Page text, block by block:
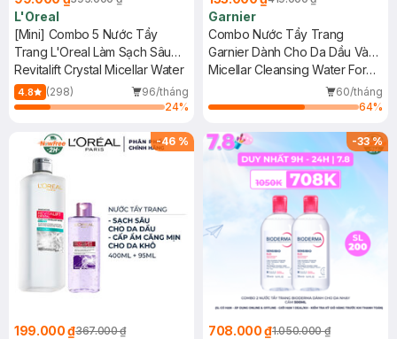
L'Oreal
[Mini] Combo 5 Nước Tẩy
Trang L'Oreal Làm Sạch Sâu
Cho Da Dầu 95ml
Revitalift Crystal Micellar Water
4.8 (298)
96/tháng
24%
Garnier
Combo Nước Tẩy Trang
Garnier Dành Cho Da Dầu Và
Mụn 400ml+50mlx2
Micellar Cleansing Water For
Oily & Acne-Prone Skin60/tháng
64%
-46 %
199.000 ₫367.000 ₫
-33%
708.000 ₫1.050.000 ₫